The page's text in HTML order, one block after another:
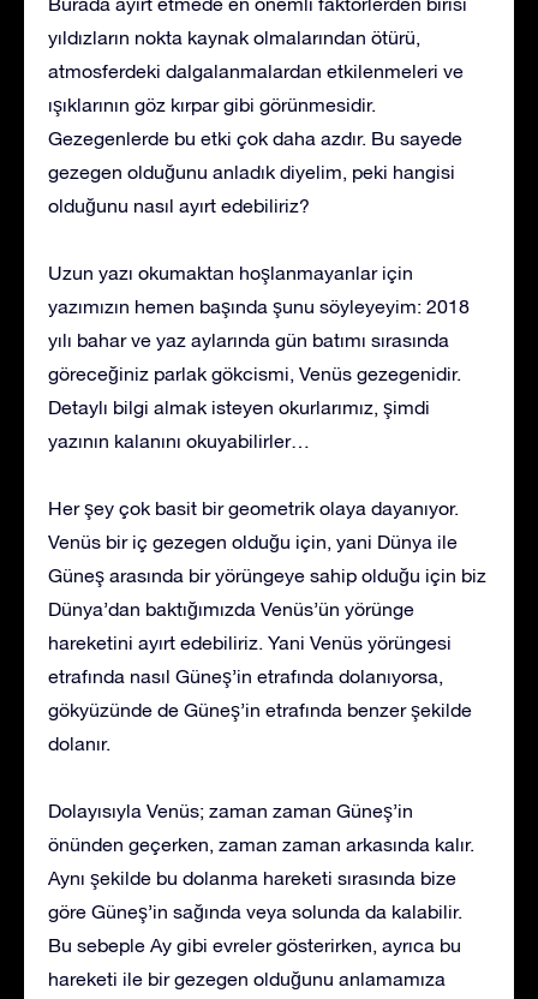
yıldızların nokta kaynak olmalarından ötürü,
atmosferdeki dalgalanmalardan etkilenmeleri ve
ışıklarının göz kırpar gibi görünmesidir.
Gezegenlerde bu etki çok daha azdır. Bu sayede
gezegen olduğunu anladık diyelim, peki hangisi
olduğunu nasıl ayırt edebiliriz?
Uzun yazı okumaktan hoşlanmayanlar için
yazımızın hemen başında şunu söyleyeyim: 2018
yılı bahar ve yaz aylarında gün batımı sırasında
göreceğiniz parlak gökcismi, Venüs gezegenidir.
Detaylı bilgi almak isteyen okurlarımız, şimdi
yazının kalanını okuyabilirler…
Her şey çok basit bir geometrik olaya dayanıyor.
Venüs bir iç gezegen olduğu için, yani Dünya ile
Güneş arasında bir yörüngeye sahip olduğu için biz
Dünya’dan baktığımızda Venüs’ün yörünge
hareketini ayırt edebiliriz. Yani Venüs yörüngesi
etrafında nasıl Güneş’in etrafında dolanıyorsa,
gökyüzünde de Güneş’in etrafında benzer şekilde
dolanır.
Dolayısıyla Venüs; zaman zaman Güneş’in
önünden geçerken, zaman zaman arkasında kalır.
Aynı şekilde bu dolanma hareketi sırasında bize
göre Güneş’in sağında veya solunda da kalabilir.
Bu sebeple Ay gibi evreler gösterirken, ayrıca bu
hareketi ile bir gezegen olduğunu anlamamıza